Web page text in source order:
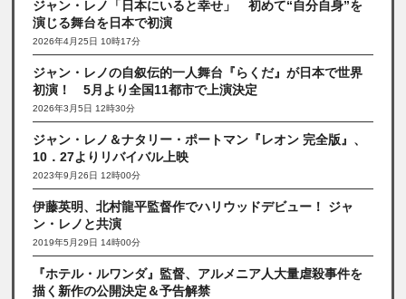
ジャン・レノ「日本にいると幸せ」 初めて“自分自身”を
演じる舞台を日本で初演
2026年4月25日 10時17分
ジャン・レノの自叙伝的一人舞台『らくだ』が日本で世界
初演！ 5月より全国11都市で上演決定
2026年3月5日 12時30分
ジャン・レノ＆ナタリー・ポートマン『レオン 完全版』、
10．27よりリバイバル上映
2023年9月26日 12時00分
伊藤英明、北村龍平監督作でハリウッドデビュー！ ジャ
ン・レノと共演
2019年5月29日 14時00分
『ホテル・ルワンダ』監督、アルメニア人大量虐殺事件を
描く新作の公開決定＆予告解禁